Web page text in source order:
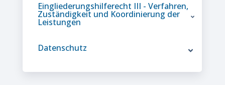
Eingliederungshilferecht III - Verfahren,
Zuständigkeit und Koordinierung der
Leistungen
Datenschutz